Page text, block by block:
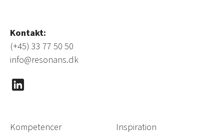
Kontakt:
(+45) 33 77 50 50
info@resonans.dk
Kompetencer
Inspiration